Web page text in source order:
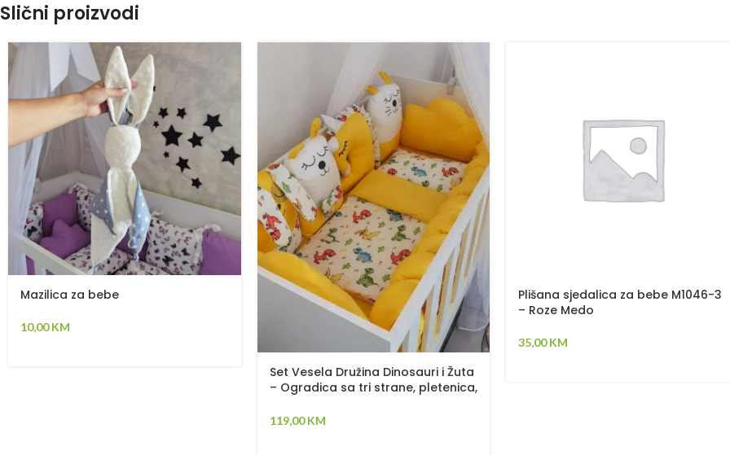
Slični proizvodi
Mazilica za bebe
10,00KM
Set Vesela Družina Dinosauri i Žuta
– Ogradica sa tri strane, pletenica,
119,00KM
Plišana sjedalica za bebe M1046-3
– Roze Medo
35,00KM